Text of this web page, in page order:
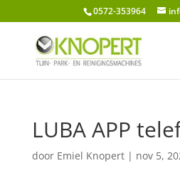
0572-353964
LUBA APP
door Emiel Knopert| nov 5,